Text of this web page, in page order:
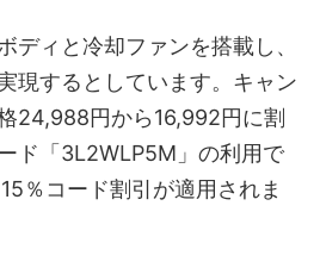
ィと冷却ファンを搭載し、
現するとしています。キャン
24,988円から16,992円に割
ド「3L2WLP5M」の利用で
％コード割引が適用されま